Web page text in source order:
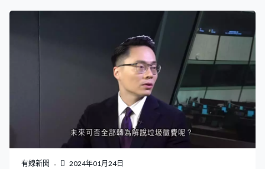
推廣等，有議員希望8月實施時適應期可再延長。港島西
（民建聯）陳學鋒：「這個本身是移風易俗行為，所以如
果有些市民想清楚了解計劃，但原來自己也不清楚。」環
境及生態局局長謝展寰：「我們初時訂於六個月適應期，
本身也不是短時間，當然我們的目的推廣大家學習、改變
行為，看到有需要時可考慮延長適應期。」 有議員關注有
物管公司藉此加管理費，新界西南（工聯會）陳穎欣：
「有些三至四人家庭政府評估大約30、40元（每月額外開
支），但管理費一加便加至60元，未垃圾徵費市民先被打
六十大板。」漁農界（民建聯）何俊賢：「社會斂財手法
層出不窮，他所收的是收苦力費用，不是收取標籤費用，
有線新聞 2024年01月24日